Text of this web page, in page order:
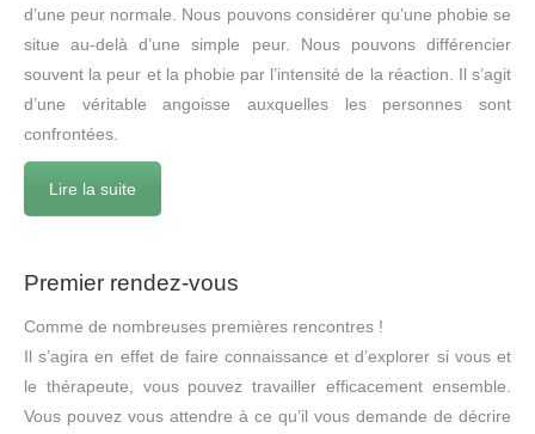
d’une peur normale. Nous pouvons considérer qu’une phobie se
situe au-delà d’une simple peur. Nous pouvons différencier
souvent la peur et la phobie par l’intensité de la réaction. Il s’agit
d’une véritable angoisse auxquelles les personnes sont
confrontées.
Lire la suite
Premier rendez-vous
Comme de nombreuses premières rencontres !
Il s’agira en effet de faire connaissance et d’explorer si vous et
le thérapeute, vous pouvez travailler efficacement ensemble.
Vous pouvez vous attendre à ce qu’il vous demande de décrire